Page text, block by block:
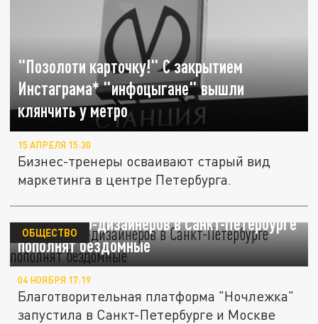
"Позолоти карточку!" С закрытием
Инстаграма* "инфоцыгане" вышли
клянчить у метро
15 АПРЕЛЯ 15:30
Бизнес-тренеры осваивают старый вид
маркетинга в центре Петербурга.
Когорту веб-дизайнеров в Санкт-Петербурге
пополнят бездомные
ОБЩЕСТВО
04 НОЯБРЯ 17:19
Благотворительная платформа "Ночлежка"
запустила в Санкт-Петербурге и Москве